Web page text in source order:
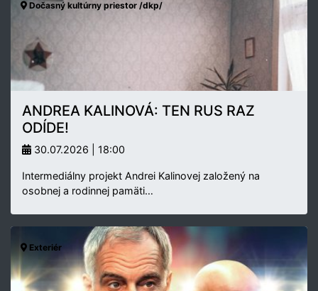
Dočasný kultúrny priestor /dkp/
ANDREA KALINOVÁ: TEN RUS RAZ
ODÍDE!
30.07.2026 | 18:00
Intermediálny projekt Andrei Kalinovej založený na
osobnej a rodinnej pamäti…
Exteriér